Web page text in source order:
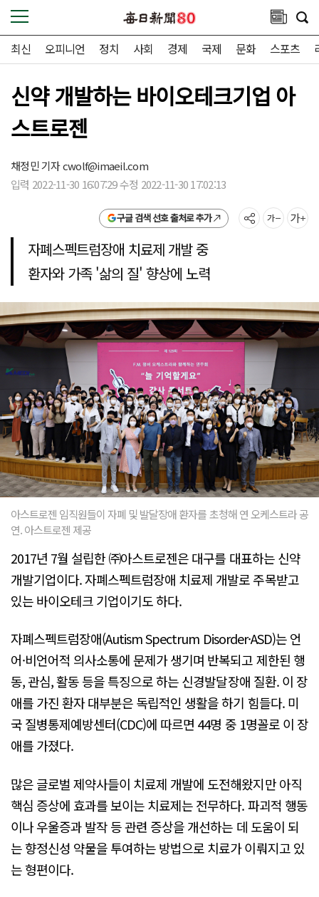
최신 오피니언 정치 사회 경제 국제 문화 스포츠
신약 개발하는 바이오테크기업 아
스트로젠
채정민 기자cwolf@imaeil.com
입력 2022-11-30 16:07:29 수정 2022-11-30 17:02:13
구글 검색 선호 출처로 추가
자폐스펙트럼장애 치료제 개발 중
환자와 가족 '삶의 질' 향상에 노력
아스트로젠 임직원들이 자폐 및 발달장애 환자를 초청해 연 오케스트라 공
연. 아스트로젠 제공
2017년 7월 설립한 ㈜아스트로젠은 대구를 대표하는 신약
개발기업이다. 자폐스펙트럼장애 치료제 개발로 주목받고
있는 바이오테크 기업이기도 하다.
자폐스펙트럼장애(Autism Spectrum Disorder·ASD)는 언
어·비언어적 의사소통에 문제가 생기며 반복되고 제한된 행
동, 관심, 활동 등을 특징으로 하는 신경발달장애 질환. 이 장
애를 가진 환자 대부분은 독립적인 생활을 하기 힘들다. 미
국 질병통제예방센터(CDC)에 따르면 44명 중 1명꼴로 이 장
애를 가졌다.
많은 글로벌 제약사들이 치료제 개발에 도전해왔지만 아직
핵심 증상에 효과를 보이는 치료제는 전무하다. 파괴적 행동
이나 우울증과 발작 등 관련 증상을 개선하는 데 도움이 되
는 향정신성 약물을 투여하는 방법으로 치료가 이뤄지고 있
는 형편이다.